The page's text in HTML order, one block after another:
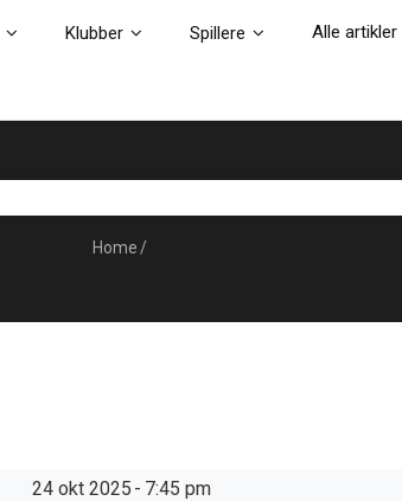
Klubber Spillere Alle artikler
Home /
24 okt 2025 - 7:45 pm